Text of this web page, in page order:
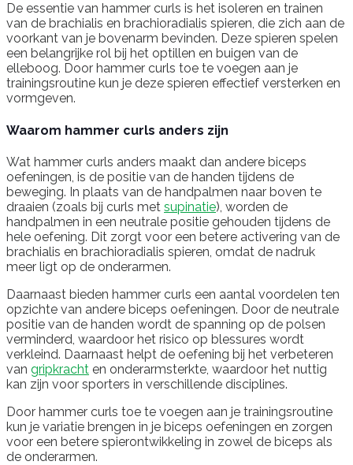
De essentie van hammer curls is het isoleren en trainen
van de brachialis en brachioradialis spieren, die zich aan de
voorkant van je bovenarm bevinden. Deze spieren spelen
een belangrijke rol bij het optillen en buigen van de
elleboog. Door hammer curls toe te voegen aan je
trainingsroutine kun je deze spieren effectief versterken en
vormgeven.
Waarom hammer curls anders zijn
Wat hammer curls anders maakt dan andere biceps
oefeningen, is de positie van de handen tijdens de
beweging. In plaats van de handpalmen naar boven te
draaien (zoals bij curls met supinatie), worden de
handpalmen in een neutrale positie gehouden tijdens de
hele oefening. Dit zorgt voor een betere activering van de
brachialis en brachioradialis spieren, omdat de nadruk
meer ligt op de onderarmen.
Daarnaast bieden hammer curls een aantal voordelen ten
opzichte van andere biceps oefeningen. Door de neutrale
positie van de handen wordt de spanning op de polsen
verminderd, waardoor het risico op blessures wordt
verkleind. Daarnaast helpt de oefening bij het verbeteren
van gripkracht en onderarmsterkte, waardoor het nuttig
kan zijn voor sporters in verschillende disciplines.
Door hammer curls toe te voegen aan je trainingsroutine
kun je variatie brengen in je biceps oefeningen en zorgen
voor een betere spierontwikkeling in zowel de biceps als
de onderarmen.